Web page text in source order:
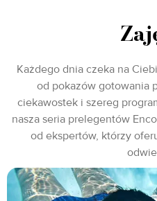
Każdego dnia czeka na
od pokazów gotowania
ciekawostek i szereg
nasza seria prelegentów
od ekspertów, którzy